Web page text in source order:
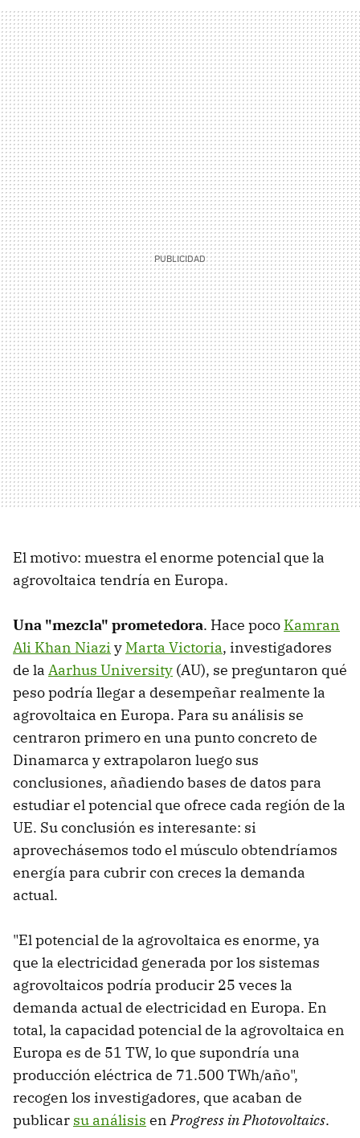
El motivo: muestra el enorme potencial que la
agrovoltaica tendría en Europa.
Una "mezcla" prometedora. Hace poco Kamran
Ali Khan Niazi y Marta Victoria, investigadores
de la Aarhus University (AU), se preguntaron qué
peso podría llegar a desempeñar realmente la
agrovoltaica en Europa. Para su análisis se
centraron primero en una punto concreto de
Dinamarca y extrapolaron luego sus
conclusiones, añadiendo bases de datos para
estudiar el potencial que ofrece cada región de la
UE. Su conclusión es interesante: si
aprovechásemos todo el músculo obtendríamos
energía para cubrir con creces la demanda
actual.
"El potencial de la agrovoltaica es enorme, ya
que la electricidad generada por los sistemas
agrovoltaicos podría producir 25 veces la
demanda actual de electricidad en Europa. En
total, la capacidad potencial de la agrovoltaica en
Europa es de 51 TW, lo que supondría una
producción eléctrica de 71.500 TWh/año",
recogen los investigadores, que acaban de
publicar su análisis enProgress in Photovoltaics.